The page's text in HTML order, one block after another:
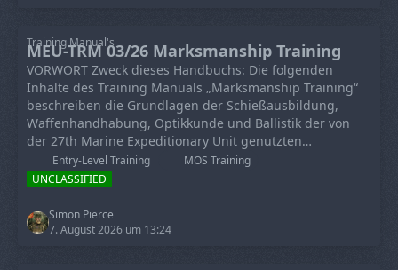
Training Manual's
MEU-TRM 03/26 Marksmanship Training
VORWORT Zweck dieses Handbuchs: Die folgenden
Inhalte des Training Manuals „Marksmanship Training“
beschreiben die Grundlagen der Schießausbildung,
Waffenhandhabung, Optikkunde und Ballistik der von
der 27th Marine Expeditionary Unit genutzten…
Entry-Level Training
MOS Training
UNCLASSIFIED
Simon Pierce
7. August 2026 um 13:24